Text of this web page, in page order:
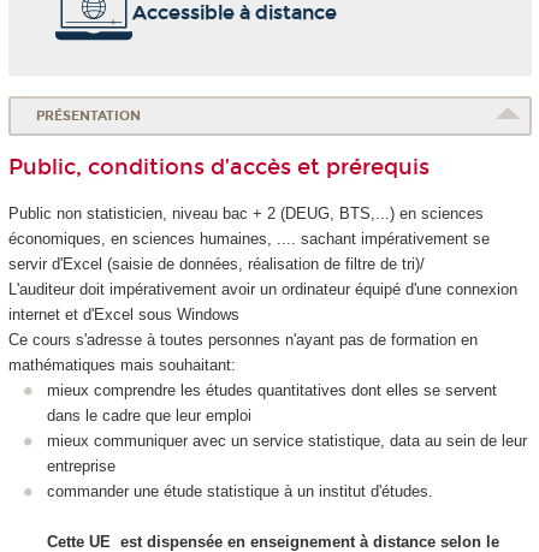
Accessible à distance
PRÉSENTATION
Public, conditions d’accès et prérequis
Public non statisticien, niveau bac + 2 (DEUG, BTS,...) en sciences
économiques, en sciences humaines, .... sachant impérativement se
servir d'Excel (saisie de données, réalisation de filtre de tri)/
L'auditeur doit impérativement avoir un ordinateur équipé d'une connexion
internet et d'Excel sous Windows
Ce cours s'adresse à toutes personnes n'ayant pas de formation en
mathématiques mais souhaitant:
mieux comprendre les études quantitatives dont elles se servent
dans le cadre que leur emploi
mieux communiquer avec un service statistique, data au sein de leur
entreprise
commander une étude statistique à un institut d'études.
Cette UE est dispensée en enseignement à distance selon le